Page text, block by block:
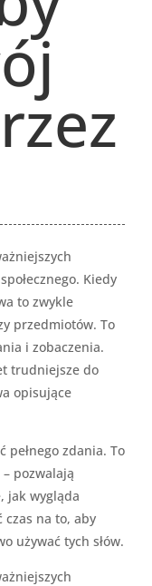
Kiedy
to zwykle
przedmiotów. To
i zobaczenia.
trudniejsze do
opisujące
pełnego zdania. To
pozwalają
jak wygląda
czas na to, aby
używać tych słów.